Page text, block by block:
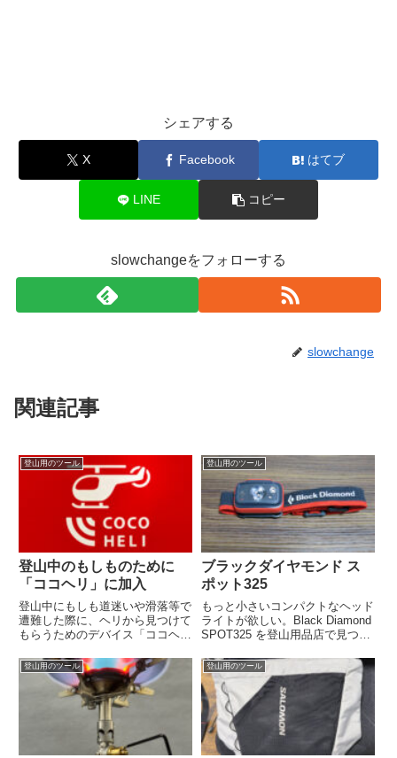
シェアする
X Facebook はてブ
LINE コピー
slowchangeをフォローする
slowchange
関連記事
登山用のツール
登山中のもしものために
「ココヘリ」に加入
登山中にもしも道迷いや滑落等で
遭難した際に、ヘリから見つけて
もらうためのデバイス「ココヘ
登山用のツール
ブラックダイヤモンド ス
ポット325
もっと小さいコンパクトなヘッド
ライトが欲しい。Black Diamond
SPOT325 を登山用品店で見つけ
登山用のツール 登山用のツール